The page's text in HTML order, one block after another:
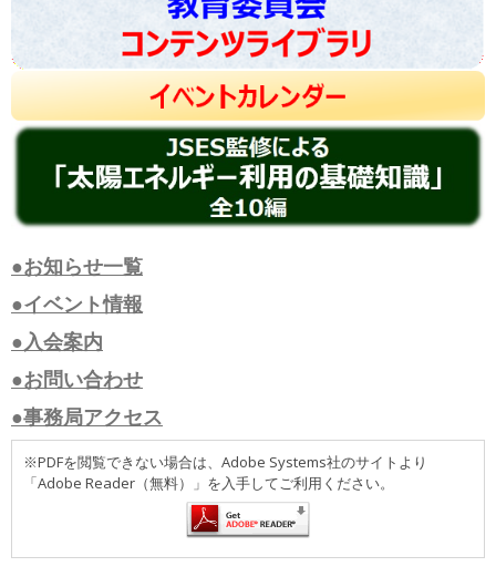
●お知らせ一覧
●イベント情報
●入会案内
●お問い合わせ
●事務局アクセス
※PDFを閲覧できない場合は、Adobe Systems社のサイトより
「Adobe Reader（無料）」を入手してご利用ください。